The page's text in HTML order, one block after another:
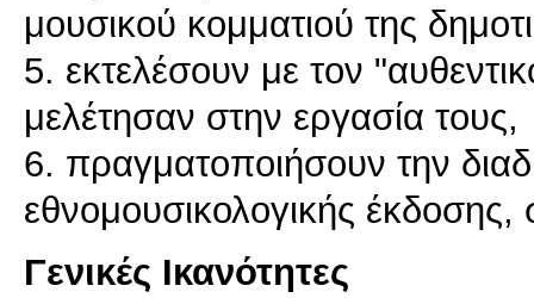
μουσικού κομματιού της
5. εκτελέσουν με τον
μελέτησαν στην εργασία τους,
6. πραγματοποιήσουν την
εθνομουσικολογικής
Γενικές Ικανότητες